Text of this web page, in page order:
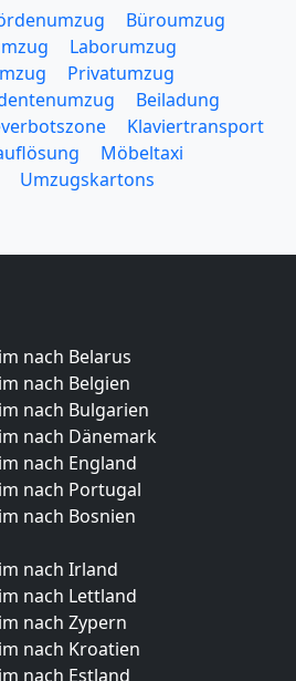
Büroumzug
Laborumzug
Privatumzug
Beiladung
Klaviertransport
Möbeltaxi
Umzugskartons
nach Belarus
nach Belgien
nach Bulgarien
nach Dänemark
nach England
nach Portugal
nach Bosnien
nach Irland
nach Lettland
nach Zypern
nach Kroatien
nach Estland